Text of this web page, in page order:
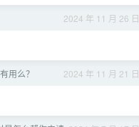
2024 年 11 月 26 日
2024 年 11 月 21 日
用么？